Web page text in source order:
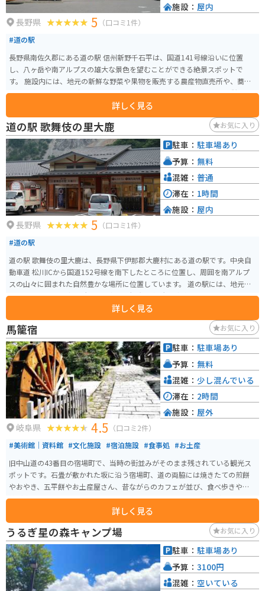
長野県 5 （口コミ1件）
#道の駅
長野県南佐久郡にある道の駅 信州新野千石平は、国道141号線沿いに位置
し、八ヶ岳や南アルプスの雄大な景色を望むことができる絶景スポットで
す。 施設内には、地元の新鮮な野菜や果物を販売する農産物直売所や、蕎麦
や山賊焼きなど地元グルメを味わえるレストランがあります。 また、併設さ
れている「星空の文化館」では、プラネタリウムや天文台で満天の星空を楽
しむことができます。 バイクで訪れる場合、道の駅には広々とした駐車場が
完備されているので安心です。周辺には、ビーナスラインやメルヘン街道な
ど、絶景のツーリングルートが広がっているので、ツーリングの拠点として
も最適です。 信州新野千石平を訪れたら、地元産の新鮮な高原野菜や果物は
ぜひお土産にどうぞ。特に、高原レタスや夏秋ピーマンはおすすめです。
詳しく見る
施設： 屋内
道の駅 歌舞伎の里大鹿 お気に入り
長野県 5 （口コミ1件）
#道の駅
道の駅 歌舞伎の里大鹿は、長野県下伊那郡大鹿村にある道の駅です。中央自
動車道 松川ICから国道152号線を南下したところに位置し、周囲を南アルプ
スの山々に囲まれた自然豊かな場所に位置しています。 道の駅には、地元の
特産品を販売する直売所や、食事処、観光案内所などがあります。特産品と
しては、地元産のそばや野菜、山菜などが人気です。また、道の駅のすぐそ
ばには、大鹿歌舞伎の舞台となる大鹿村中央舞台があり、毎年4月と10月には
歌舞伎が上演されます。 バイクで訪れる場合、道の駅には広い駐車場が完備
されているので安心です。周辺には、南アルプスを望む絶景ポイントが点在
しており、ツーリングの休憩場所としても最適です。 【おすすめポイント】
* 大鹿歌舞伎の舞台を見学 * 南アルプスの絶景を楽しむ * 地元産のそばや山菜
を味わう 【周辺情報】 * 大鹿村中央舞台 * 鹿塩温泉 * 分杭峠（パワースポッ
ト）
詳しく見る
駐車： 駐車場あり
予算： 無料
混雑： 普通
滞在： 1時間
施設： 屋内
馬籠宿 お気に入り
岐阜県 4.5 （口コミ2件）
#美術館｜資料館 #文化施設 #宿泊施設 #食事処 #お土産
旧中山道の43番目の宿場町で、当時の街並みがそのまま残されている観光ス
ポットです。石畳が敷かれた坂に沿う宿場町、道の両脇には焼きたての煎餅
やおやき、五平餅やお土産屋さん、昔ながらのカフェが並び、食べ歩きや散
策が楽しめるスポットです。日常から離れ、心地よい風を感じながらノスタ
ルジックな雰囲気の宿場町で都会にはないのんびりとしたひとときが過ごせ
ます。 石畳の坂の街道は、今も江戸時代の面影が残り、島崎藤村のゆかりの
地としても有名な馬籠宿は、島崎藤村の生家で、馬籠宿本陣跡である藤村記
念館も残っています。散策しているとタイムスリップしたような気分になり
ます。
詳しく見る
駐車： 駐車場あり
予算： 無料
混雑： 少し混んでいる
滞在： 2時間
施設： 屋外
うるぎ星の森キャンプ場 お気に入り
駐車： 駐車場あり
予算： 3100円
混雑： 空いている